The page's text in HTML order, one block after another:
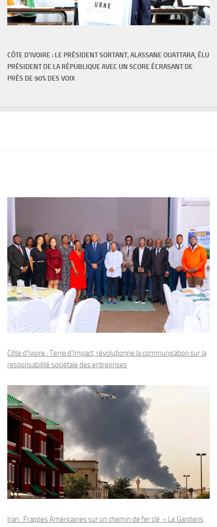
CÔTE D'IVOIRE : LE PRÉSIDENT SORTANT, ALASSANE OUATTARA, ÉLU
PRÉSIDENT DE LA RÉPUBLIQUE AVEC UN SCORE ÉCRASANT DE
PRÈS DE 90% DES VOIX
Côte d’Ivoire : Terre d’Impact, révolutionne la communication sur la
responsabilité sociétale des entreprises
Iran : Frappes Américaines sur un chemin de fer clé, « Le Gardiens